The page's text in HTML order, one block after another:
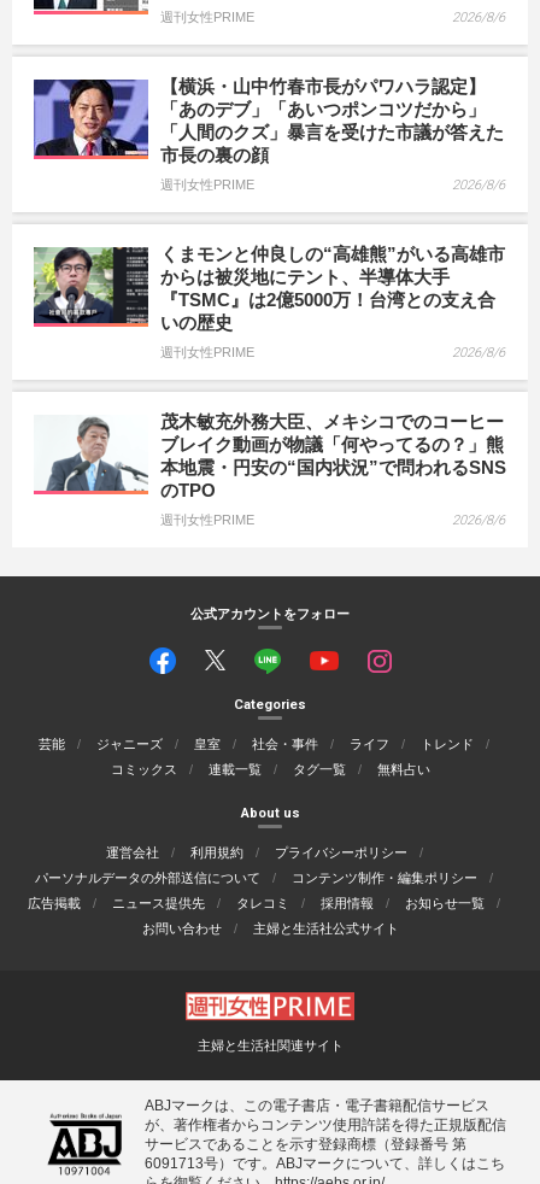
週刊女性PRIME 2026/8/6
【横浜・山中竹春市長がパワハラ認定】
「あのデブ」「あいつポンコツだから」
「人間のクズ」暴言を受けた市議が答えた
市長の裏の顔
週刊女性PRIME 2026/8/6
くまモンと仲良しの“高雄熊”がいる高雄市
からは被災地にテント、半導体大手
『TSMC』は2億5000万！台湾との支え合
いの歴史
週刊女性PRIME 2026/8/6
茂木敏充外務大臣、メキシコでのコーヒー
ブレイク動画が物議「何やってるの？」熊
本地震・円安の“国内状況”で問われるSNS
のTPO
週刊女性PRIME 2026/8/6
公式アカウントをフォロー
Categories
芸能 ジャニーズ 皇室 社会・事件 ライフ
トレンド
コミックス
連載一覧 タグ一覧 無料占い
About us
運営会社 利用規約
プライバシーポリシー
パーソナルデータの外部送信について
コンテンツ制作・編集ポリシー
広告掲載
ニュース提供先 タレコミ 採用情報
お知らせ一覧
お問い合わせ
主婦と生活社公式サイト
主婦と生活社関連サイト
ABJマークは、この電子書店・電子書籍配信サービス
が、著作権者からコンテンツ使用許諾を得た正規版配信
サービスであることを示す登録商標（登録番号 第
6091713号）です。ABJマークについて、詳しくはこち